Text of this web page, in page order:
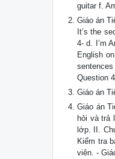
guitar f.
Giáo án
It’s the
4- d. I’m
English
Question
Giáo án
Giáo án
hỏi và trả
lớp. II.
Kiểm tra
viên. -